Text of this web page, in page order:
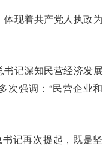
现着共产党人执政为
记深知民营经济发展
次强调：“民营企业和
记再次提起，既是坚